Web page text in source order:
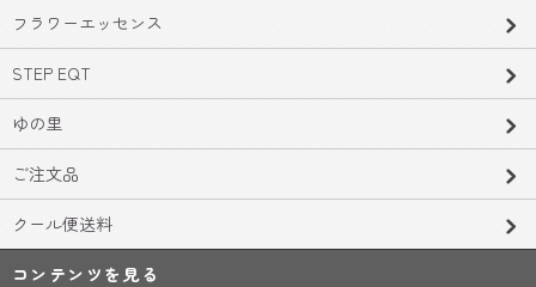
フラワーエッセンス
STEP EQT
ゆの里
ご注文品
クール便送料
コンテンツを見る